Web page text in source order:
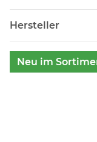
Hersteller
Neu im